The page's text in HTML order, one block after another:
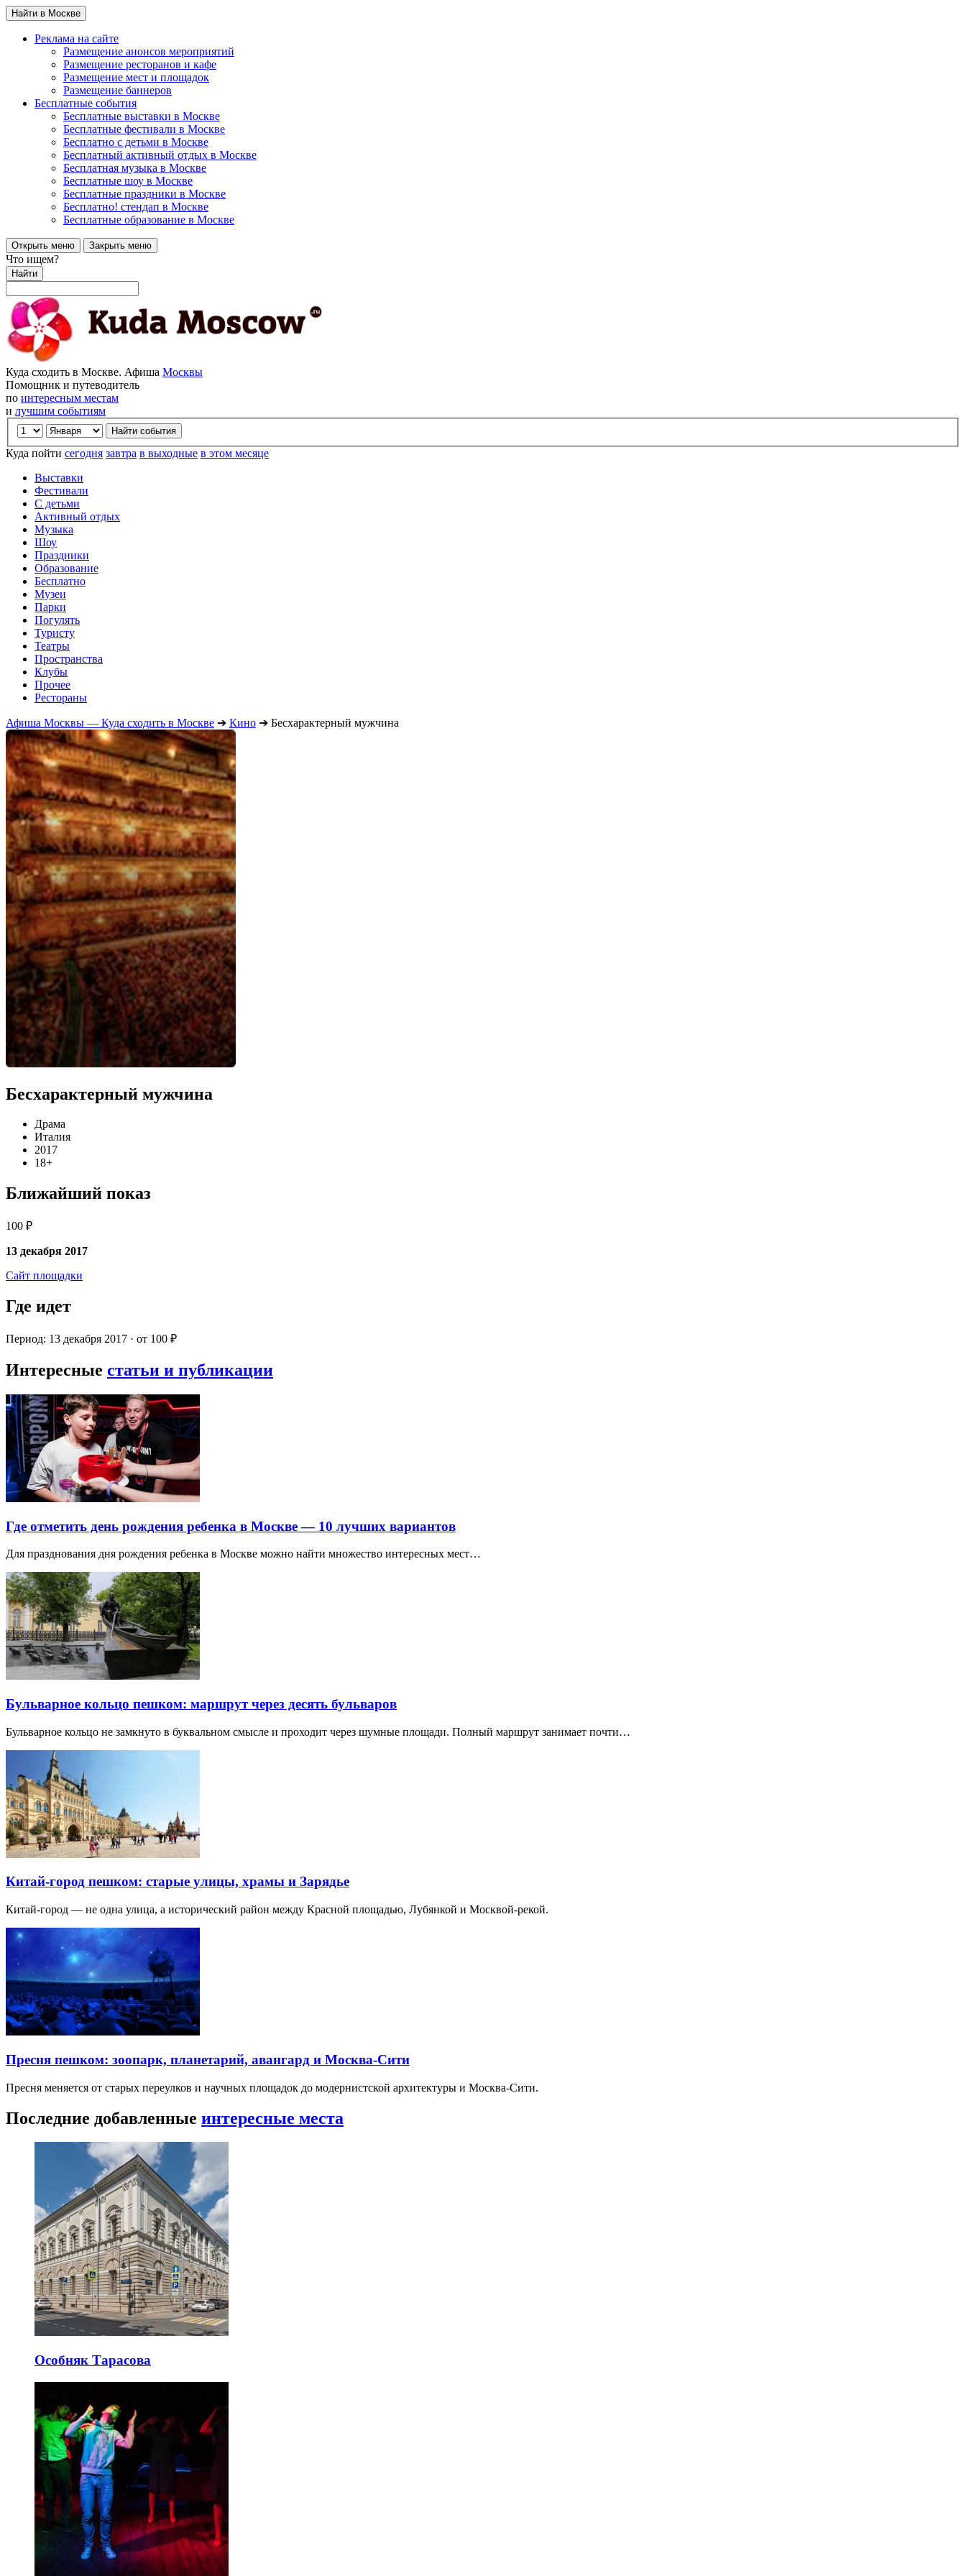
Найти в Москве
Реклама на сайте
Размещение анонсов мероприятий
Размещение ресторанов и кафе
Размещение мест и площадок
Размещение баннеров
Бесплатные события
Бесплатные выставки в Москве
Бесплатные фестивали в Москве
Бесплатно с детьми в Москве
Бесплатный активный отдых в Москве
Бесплатная музыка в Москве
Бесплатные шоу в Москве
Бесплатные праздники в Москве
Бесплатно! стендап в Москве
Бесплатные образование в Москве
Открыть меню Закрыть меню
Что ищем?
Найти
Куда сходить в Москве. Афиша Москвы
Помощник и путеводитель
по интересным местам
и лучшим событиям
Куда пойти сегодня завтра в выходные в этом месяце
Выставки
Фестивали
С детьми
Активный отдых
Музыка
Шоу
Праздники
Образование
Бесплатно
Музеи
Парки
Погулять
Туристу
Театры
Пространства
Клубы
Прочее
Рестораны
Афиша Москвы — Куда сходить в Москве ➔ Кино ➔ Бесхарактерный мужчина
Бесхарактерный мужчина
Драма
Италия
2017
18+
Ближайший показ
100 ₽
13 декабря 2017
Сайт площадки
Где идет
Период: 13 декабря 2017 · от 100 ₽
Интересные статьи и публикации
Где отметить день рождения ребенка в Москве — 10 лучших вариантов
Для празднования дня рождения ребенка в Москве можно найти множество интересных мест…
Бульварное кольцо пешком: маршрут через десять бульваров
Бульварное кольцо не замкнуто в буквальном смысле и проходит через шумные площади. Полный маршрут занимает почти…
Китай-город пешком: старые улицы, храмы и Зарядье
Китай-город — не одна улица, а исторический район между Красной площадью, Лубянкой и Москвой-рекой.
Пресня пешком: зоопарк, планетарий, авангард и Москва-Сити
Пресня меняется от старых переулков и научных площадок до модернистской архитектуры и Москва-Сити.
Последние добавленные интересные места
Особняк Тарасова